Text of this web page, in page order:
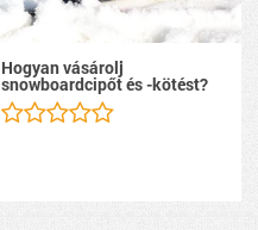
Hogyan vásárolj
snowboardcipőt és -kötést?